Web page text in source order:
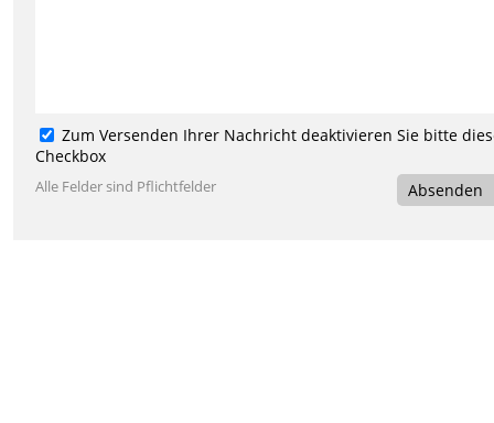
Zum Versenden Ihrer Nachricht deaktivieren Sie bitte
Checkbox
Alle Felder sind Pflichtfelder Absenden